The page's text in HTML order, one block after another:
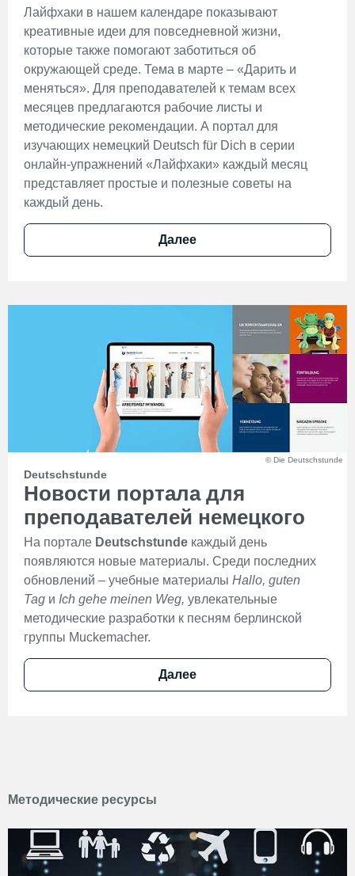
Лайфхаки в нашем календаре показывают
креативные идеи для повседневной жизни,
которые также помогают заботиться об
окружающей среде. Тема в марте – «Дарить и
меняться». Для преподавателей к темам всех
месяцев предлагаются рабочие листы и
методические рекомендации. А портал для
изучающих немецкий Deutsch für Dich в серии
онлайн-упражнений «Лайфхаки» каждый месяц
представляет простые и полезные советы на
каждый день.
Далее
© Die Deutschstunde
Deutschstunde
Новости портала для
преподавателей немецкого
На портале Deutschstunde каждый день
появляются новые материалы. Среди последних
обновлений – учебные материалы Hallo, guten
Tag и Ich gehe meinen Weg, увлекательные
методические разработки к песням берлинской
группы Muckemacher.
Далее
Методические ресурсы